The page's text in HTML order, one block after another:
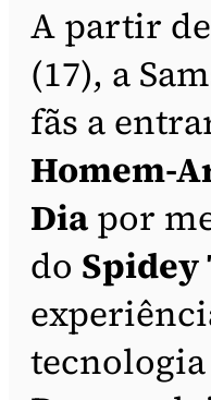
A partir
(17), a
fãs a
Homem-
Diapor
do
tecnologia